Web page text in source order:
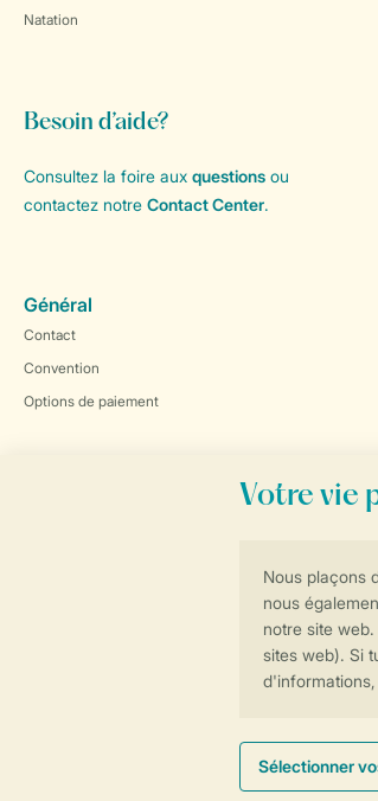
Natation
Besoin d’aide?
Consultez la foire aux questions ou
contactez notre Contact Center.
Général
Contact
Convention
Options de paiement